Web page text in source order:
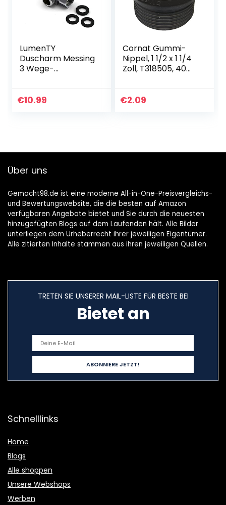
LumenTY
Duscharm Messing
3 Wege-
Anschluss
Durchflussregler
T-Adapter Poliert-
€10.99
Cornat Gummi-
Nippel, 1 1/2 x 1 1/4
Zoll, T318505, 40
€2.09
Über uns
Gemacht98.de ist eine moderne All-in-One-Preisvergleichs-
und Bewertungswebsite, die die besten auf Amazon
verfügbaren Angebote bietet und Sie durch die neuesten
hinzugefügten Blogs auf dem Laufenden hält. Alle Bilder
unterliegen dem Urheberrecht ihrer jeweiligen Eigentümer.
Alle zitierten Inhalte stammen aus ihren jeweiligen Quellen.
TRETEN SIE UNSERER MAIL-LISTE FÜR BESTE BEI
Bietet an
Schnelllinks
Home
Blogs
Alle shoppen
Unsere Webshops
Werben